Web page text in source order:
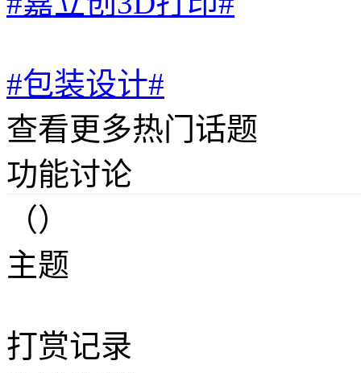
#包装设计#
查看更多热门话题
功能讨论
（）
主题
打赏记录